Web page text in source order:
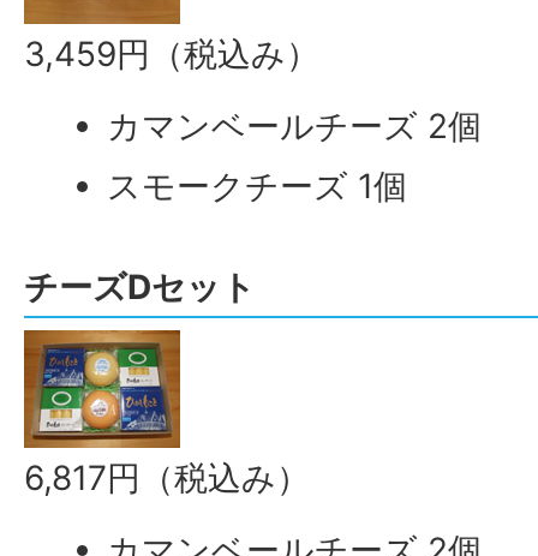
3,459円（税込み）
カマンベールチーズ 2個
スモークチーズ 1個
チーズDセット
6,817円（税込み）